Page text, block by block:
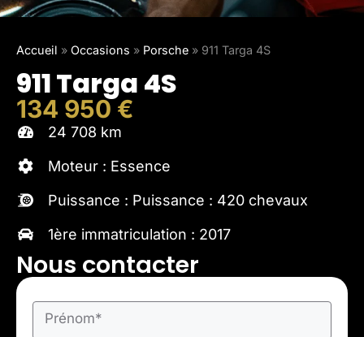
Accueil » Occasions » Porsche » 911 Targa 4S
911 Targa 4S
134 950 €
24 708 km
Moteur : Essence
Puissance : Puissance : 420 chevaux
1ère immatriculation : 2017
Nous contacter
Prénom*